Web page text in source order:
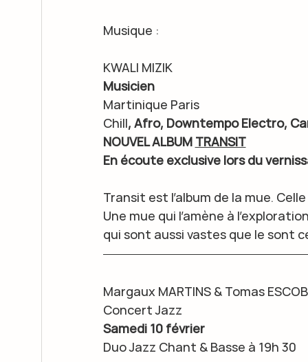
Musique :
KWALI MIZIK
Musicien
Martinique Paris
Chill, Afro, Downtempo Electro,
NOUVEL ALBUM TRANSIT
En écoute exclusive lors du
Transit est l’album de la mue.
Une mue qui l’amène à
qui sont aussi vastes que le sont
Margaux MARTINS & Tomas
Concert Jazz
Samedi 10 février
Duo Jazz Chant & Basse à 19h 30